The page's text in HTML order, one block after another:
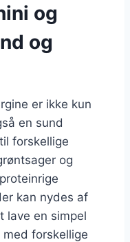
og
og
er ikke kun
en sund
forskellige
og
kan nydes af
lave en simpel
forskellige